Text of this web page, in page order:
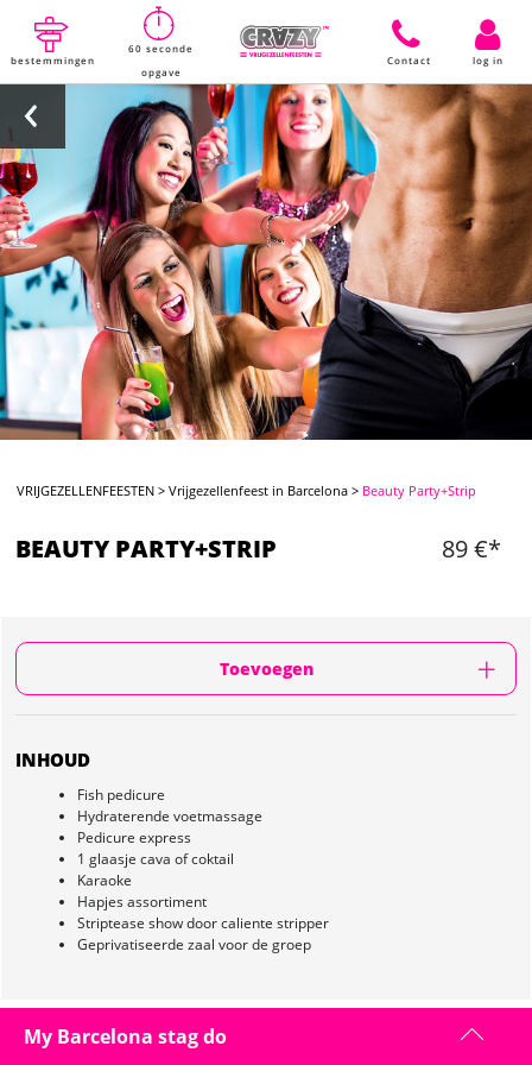
bestemmingen
60 seconde
opgave
Contact log in
VRIJGEZELLENFEESTEN >Vrijgezellenfeest in Barcelona > Beauty Party+Strip
BEAUTY PARTY+STRIP 89 €*
Toevoegen
INHOUD
Fish pedicure
Hydraterende voetmassage
Pedicure express
1 glaasje cava of coktail
Karaoke
Hapjes assortiment
Striptease show door caliente stripper
Geprivatiseerde zaal voor de groep
BEAUTY PARTY+STRIP IN BARCELONA :
My Barcelona stag do